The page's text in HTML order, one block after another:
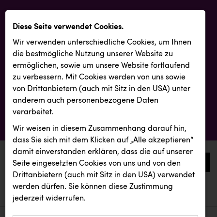
0
aktuelle aussendungen
aktuelle aussendungen
Diese Seite verwendet Cookies.
Wir verwenden unterschiedliche Cookies, um Ihnen
die best­mögliche Nutzung unserer Website zu
ermöglichen, sowie um unsere Website fortlaufend
zu verbessern. Mit Cookies werden von uns sowie
von Drittanbietern (auch mit Sitz in den USA) unter
anderem auch personenbezogene Daten
verarbeitet.
Wir weisen in diesem Zusammenhang darauf hin,
dass Sie sich mit dem Klicken auf „Alle akzeptieren“
damit ein­ver­standen erklären, dass die auf unserer
Seite eingesetzten Cookies von uns und von den
Drittanbietern (auch mit Sitz in den USA) verwendet
werden dürfen. Sie können diese Zustimmung
jederzeit widerrufen.